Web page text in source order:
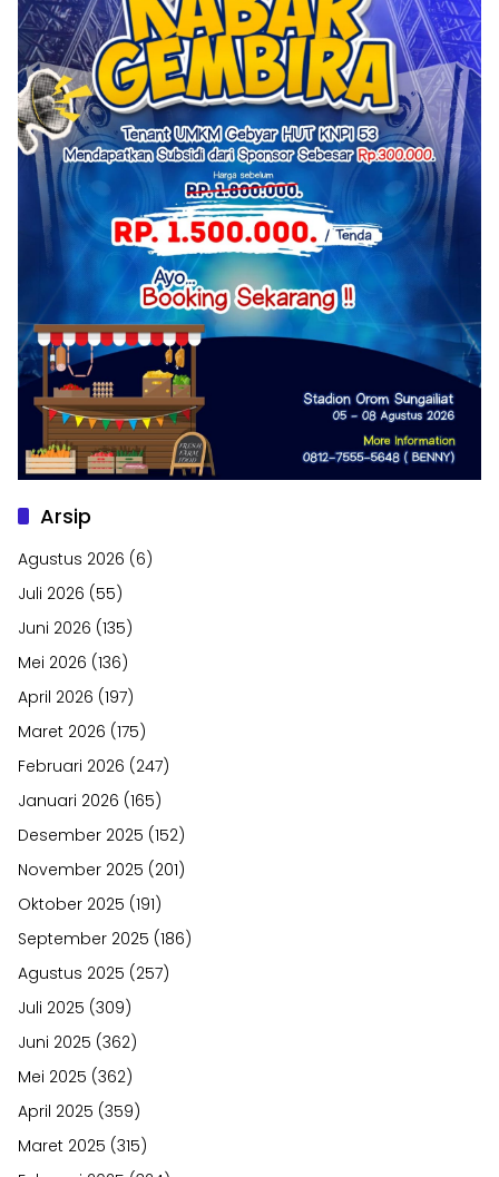
Arsip
Agustus 2026 (6)
Juli 2026 (55)
Juni 2026 (135)
Mei 2026 (136)
April 2026 (197)
Maret 2026 (175)
Februari 2026 (247)
Januari 2026 (165)
Desember 2025 (152)
November 2025 (201)
Oktober 2025 (191)
September 2025 (186)
Agustus 2025 (257)
Juli 2025 (309)
Juni 2025 (362)
Mei 2025 (362)
April 2025 (359)
Maret 2025 (315)